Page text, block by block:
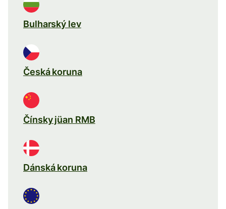
Bulharský lev
Česká koruna
Čínsky jüan RMB
Dánská koruna